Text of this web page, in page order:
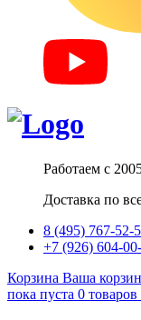
Работаем с
Доставка по
8 (495) 767-52-
+7 (926) 604-
Корзина Ваша
пока пуста 0 товаров